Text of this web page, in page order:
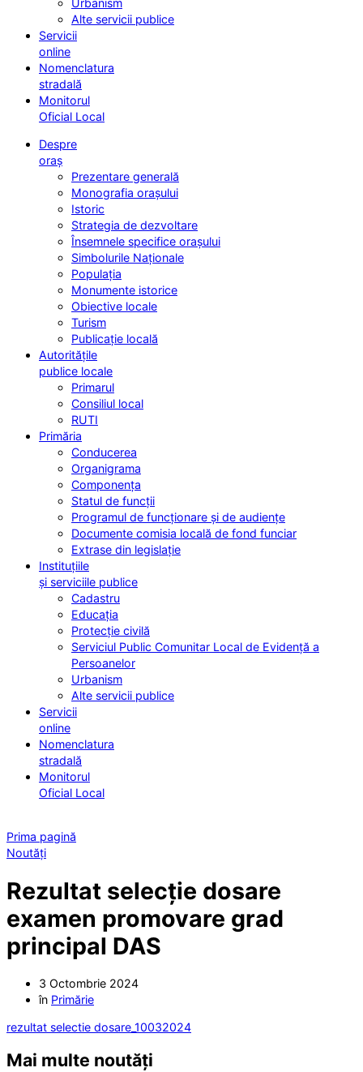
Alte servicii publice
Servicii
online
Nomenclatura
stradală
Monitorul
Oficial Local
Despre
oraș
Prezentare generală
Monografia orașului
Istoric
Strategia de dezvoltare
Însemnele specifice orașului
Simbolurile Naționale
Populația
Monumente istorice
Obiective locale
Turism
Publicație locală
Autoritățile
publice locale
Primarul
Consiliul local
RUTI
Primăria
Conducerea
Organigrama
Componența
Statul de funcții
Programul de funcționare și de audiențe
Documente comisia locală de fond funciar
Extrase din legislație
Instituțiile
și serviciile publice
Cadastru
Educația
Protecție civilă
Serviciul Public Comunitar Local de Evidență a
Persoanelor
Urbanism
Alte servicii publice
Servicii
online
Nomenclatura
stradală
Monitorul
Oficial Local
Prima pagină
Noutăți
Rezultat selecție dosare
examen promovare grad
principal DAS
3 Octombrie 2024
în Primărie
rezultat selectie dosare_10032024
Mai multe noutăți